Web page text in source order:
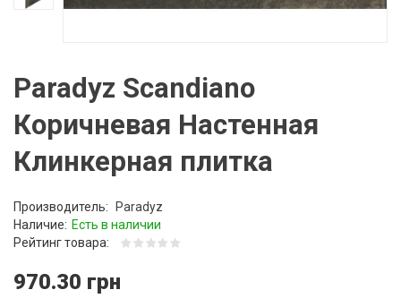
Paradyz Scandiano
Коричневая Настенная
Клинкерная плитка
Производитель:
Paradyz
Наличие: Есть в наличии
Рейтинг товара:
970.30 грн